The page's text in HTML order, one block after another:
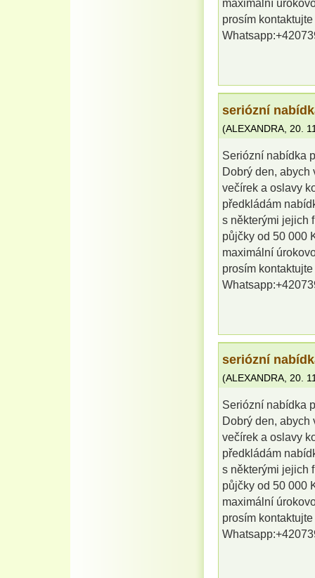
maximální
prosím
seriózní
(ALEXANDRA 20.
Seriózní nabídka
Dobrý den, abych
večírek a oslavy
předkládám
s některými jejich
půjčky od 50 000
maximální
prosím
seriózní
(ALEXANDRA 20.
Seriózní nabídka
Dobrý den, abych
večírek a oslavy
předkládám
s některými jejich
půjčky od 50 000
maximální
prosím